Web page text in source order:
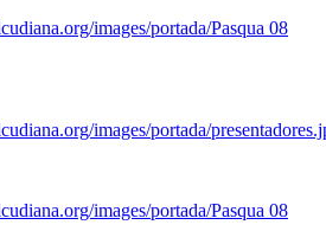
images/portada/Pasqua 08
images/portada/
images/portada/Pasqua 08